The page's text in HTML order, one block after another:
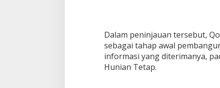
a
m
i
a
n
Dalam peninjauan tersebut,
sebagai tahap awal
informasi yang diterimanya,
Hunian Tetap.